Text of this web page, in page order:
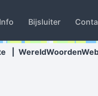
Info Bijsluiter